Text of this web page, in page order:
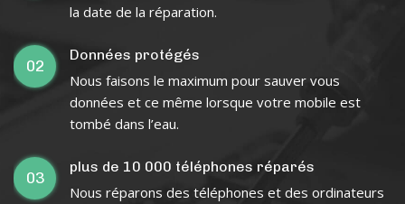
la date de la réparation.
02
Données protégés
Nous faisons le maximum pour sauver vous
données et ce même lorsque votre mobile est
tombé dans l’eau.
03
plus de 10 000 téléphones réparés
Nous réparons des téléphones et des ordinateurs